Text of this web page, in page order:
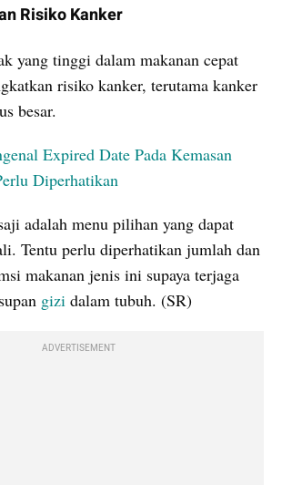
Risiko Kanker
yang tinggi dalam makanan cepat
risiko kanker, terutama kanker
besar.
Expired Date Pada Kemasan
Diperhatikan
adalah menu pilihan yang dapat
Tentu perlu diperhatikan jumlah dan
makanan jenis ini supaya terjaga
gizi dalam tubuh. (SR)
ADVERTISEMENT